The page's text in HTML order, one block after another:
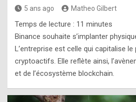
5 ans ago Matheo Gilbert
Temps de lecture : 11 minutes
Binance souhaite s’implanter
L’entreprise est celle qui capitalise le
cryptoactifs. Elle reflète ainsi,
et de l’écosystème blockchain.